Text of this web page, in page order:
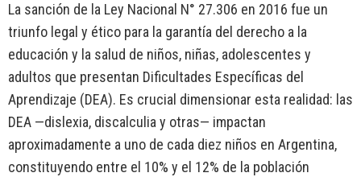
La sanción de la Ley Nacional N° 27.306 en 2016 fue un
triunfo legal y ético para la garantía del derecho a la
educación y la salud de niños, niñas, adolescentes y
adultos que presentan Dificultades Específicas del
Aprendizaje (DEA). Es crucial dimensionar esta realidad: las
DEA —dislexia, discalculia y otras— impactan
aproximadamente a uno de cada diez niños en Argentina,
constituyendo entre el 10% y el 12% de la población